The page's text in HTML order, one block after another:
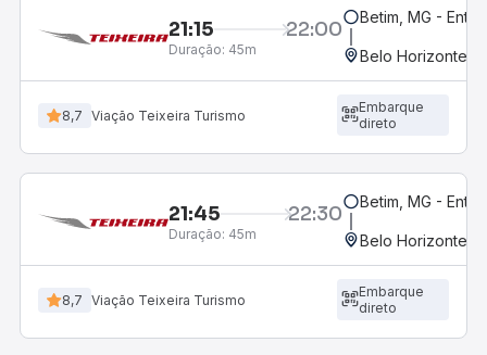
21:15 22:00
Duração: 45m
Betim, MG -
Belo Horizonte,
8,7 Viação Teixeira Turismo
Embarque
direto
21:45 22:30
Duração: 45m
Betim, MG -
Belo Horizonte,
8,7 Viação Teixeira Turismo
Embarque
direto